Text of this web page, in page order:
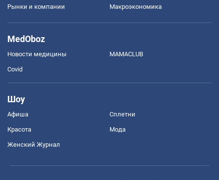
Рынки и компании Mакроэкономика
MedOboz
Новости медицины MAMACLUB
Covid
Шоу
Афиша Сплетни
Красота Мода
Женский Журнал